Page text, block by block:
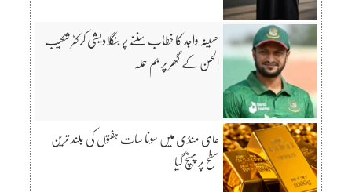
حسینہ واجد کا خطاب سننے پر بنگلادیشی کرکٹر شکیب
الحسن کے گھر پر بم حملہ
عالمی منڈی میں سونا سات ہفتوں کی بلند ترین
سطح پر پہنچ گیا